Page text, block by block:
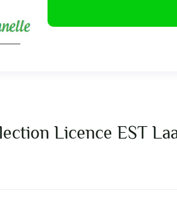
Licence EST